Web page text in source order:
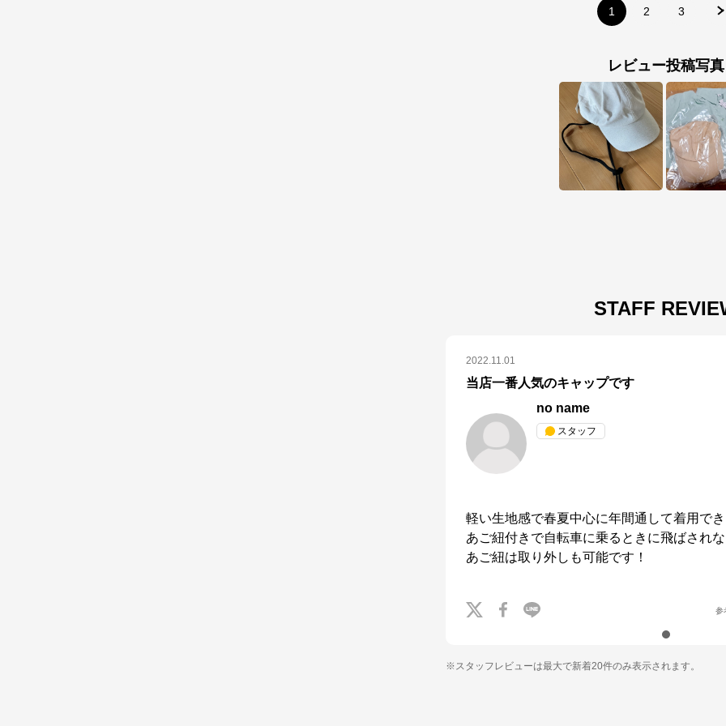
1 2 3
レビュー投稿写真
STAFF
2022.11.01
当店一番人気のキャップです
no name
スタッフ
軽い生地感で春夏中心に年間通して着用で
あご紐付きで自転車に乗るときに飛ばされ
あご紐は取り外しも可能です！
参
※スタッフレビューは最大で新着20件のみ表示されます。
※外部サイトが開きます
N.O.R.C (ノーク)、JUNKO SHIMADA (ジュンコシマダ) 、ATSURO TAYAMA
ALPHA CUBIC (アルファーキュービック)、DECOY (デコイ)、Petit Honfleur
DERMASHARE (ダーマシェア)など、20 代～ 40 代の大人女子ブランドを中
心に、多くの人気ブランドをラインナップ。
レディースファッションを中心に、ライフスタイルを豊かにするオリジナルア